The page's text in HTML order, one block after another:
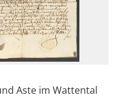
Aste im Wattental